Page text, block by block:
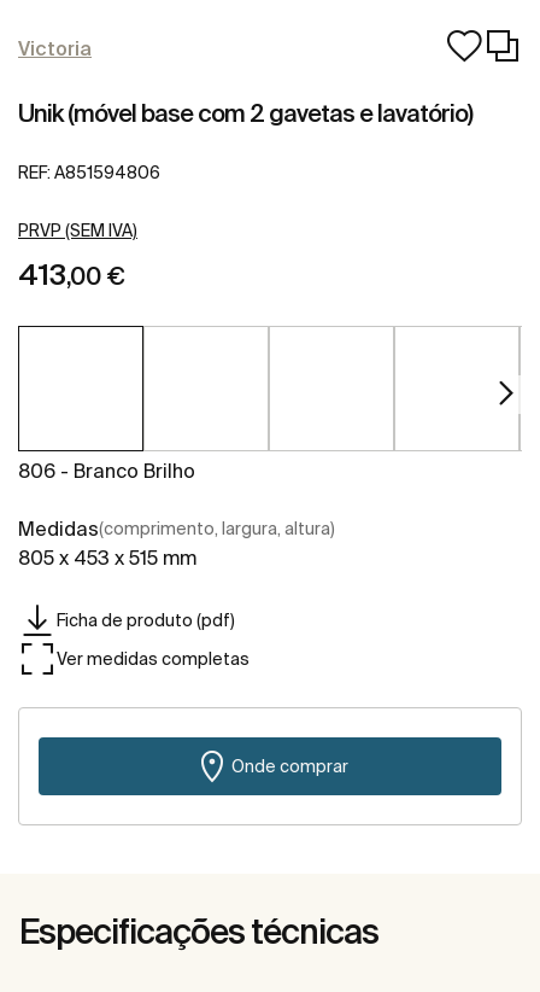
Victoria
Unik (móvel base com 2 gavetas e lavatório)
REF: A851594806
PRVP (SEM IVA)
413,00 €
806 - Branco Brilho
Medidas(comprimento, largura, altura)
805 x 453 x 515 mm
Ficha de produto (pdf)
Ver medidas completas
Onde comprar
Especificações técnicas